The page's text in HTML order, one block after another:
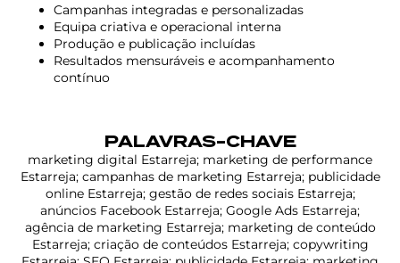
Campanhas integradas e personalizadas
Equipa criativa e operacional interna
Produção e publicação incluídas
Resultados mensuráveis e acompanhamento
contínuo
PALAVRAS-CHAVE
marketing digital Estarreja; marketing de performance
Estarreja; campanhas de marketing Estarreja; publicidade
online Estarreja; gestão de redes sociais Estarreja;
anúncios Facebook Estarreja; Google Ads Estarreja;
agência de marketing Estarreja; marketing de conteúdo
Estarreja; criação de conteúdos Estarreja; copywriting